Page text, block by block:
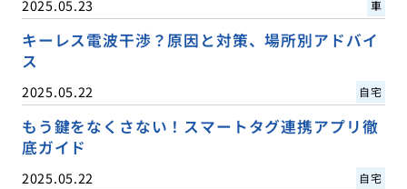
2025.05.23 車
キーレス電波干渉？原因と対策、場所別アドバイ
ス
2025.05.22 自宅
もう鍵をなくさない！スマートタグ連携アプリ徹
底ガイド
2025.05.22 自宅